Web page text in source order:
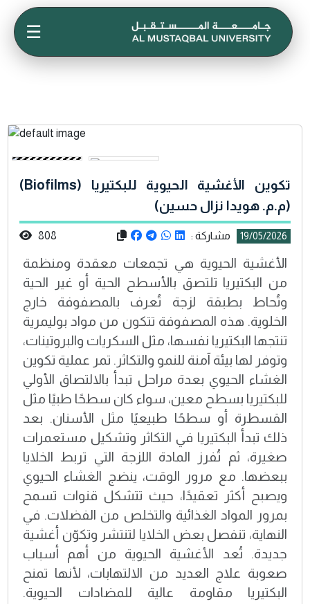
☰
تكوين الأغشية الحيوية للبكتيريا (Biofilms)
(م.م. هويدا نزال حسين)
19/05/2026 مشاركة : 808
الأغشية الحيوية هي تجمعات معقدة ومنظمة
من البكتيريا تلتصق بالأسطح الحية أو غير الحية
وتُحاط بطبقة لزجة تُعرف بالمصفوفة خارج
الخلوية. هذه المصفوفة تتكون من مواد بوليمرية
تنتجها البكتيريا نفسها، مثل السكريات والبروتينات،
وتوفر لها بيئة آمنة للنمو والتكاثر. تمر عملية تكوين
الغشاء الحيوي بعدة مراحل تبدأ بالالتصاق الأولي
للبكتيريا بسطح معين، سواء كان سطحًا طبيًا مثل
القسطرة أو سطحًا طبيعيًا مثل الأسنان. بعد
ذلك تبدأ البكتيريا في التكاثر وتشكيل مستعمرات
صغيرة، ثم تُفرز المادة اللزجة التي تربط الخلايا
ببعضها. مع مرور الوقت، ينضج الغشاء الحيوي
ويصبح أكثر تعقيدًا، حيث تتشكل قنوات تسمح
بمرور المواد الغذائية والتخلص من الفضلات. في
النهاية، تنفصل بعض الخلايا لتنتشر وتكوّن أغشية
جديدة. تُعد الأغشية الحيوية من أهم أسباب
صعوبة علاج العديد من الالتهابات، لأنها تمنح
البكتيريا مقاومة عالية للمضادات الحيوية.